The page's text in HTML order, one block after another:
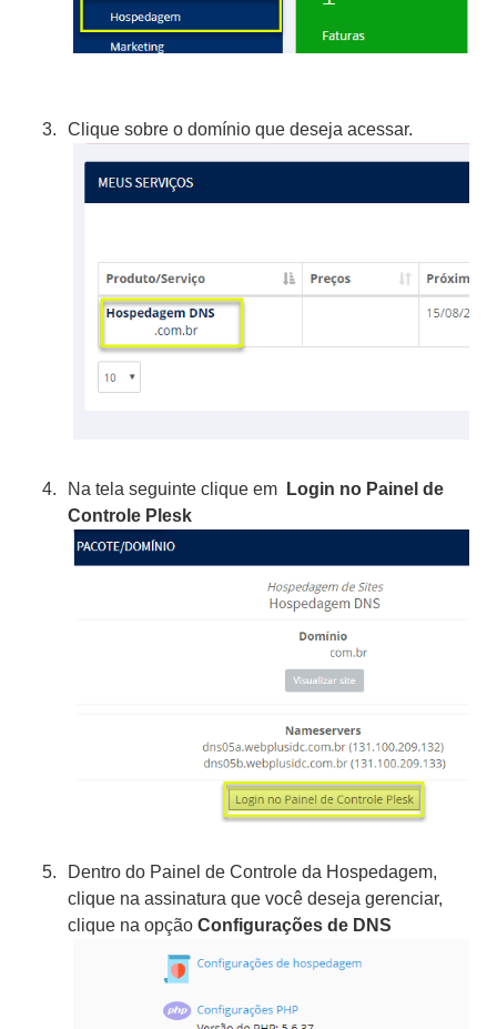
Clique sobre o domínio que deseja acessar.
Na tela seguinte clique em
Login no Painel de
Controle Plesk
Dentro do Painel de Controle da Hospedagem,
clique na assinatura que você deseja gerenciar,
clique na opçãoConfigurações de DNS